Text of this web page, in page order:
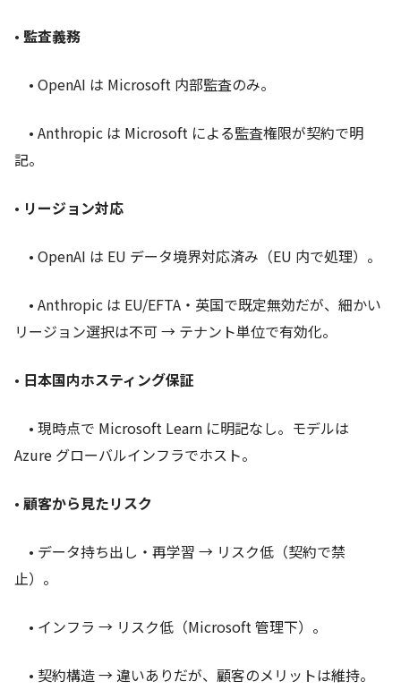
• 監査義務
• OpenAI は Microsoft 内部監査のみ。
• Anthropic は Microsoft による監査権限が契約で明
記。
• リージョン対応
• OpenAI は EU データ境界対応済み（EU 内で処理）。
• Anthropic は EU/EFTA・英国で既定無効だが、細かい
リージョン選択は不可 → テナント単位で有効化。
• 日本国内ホスティング保証
• 現時点で Microsoft Learn に明記なし。モデルは
Azure グローバルインフラでホスト。
• 顧客から見たリスク
• データ持ち出し・再学習 → リスク低（契約で禁
止）。
• インフラ → リスク低（Microsoft 管理下）。
• 契約構造 → 違いありだが、顧客のメリットは維持。